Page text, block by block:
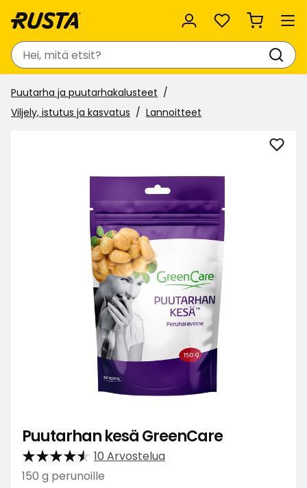
Suosikit
Haku
Puutarha ja puutarhakalusteet
Viljely, istutus ja kasvatus
Lannoitteet
Lisää
Puutarhan kesä GreenCare
10 Arvostelua
150 g perunoille